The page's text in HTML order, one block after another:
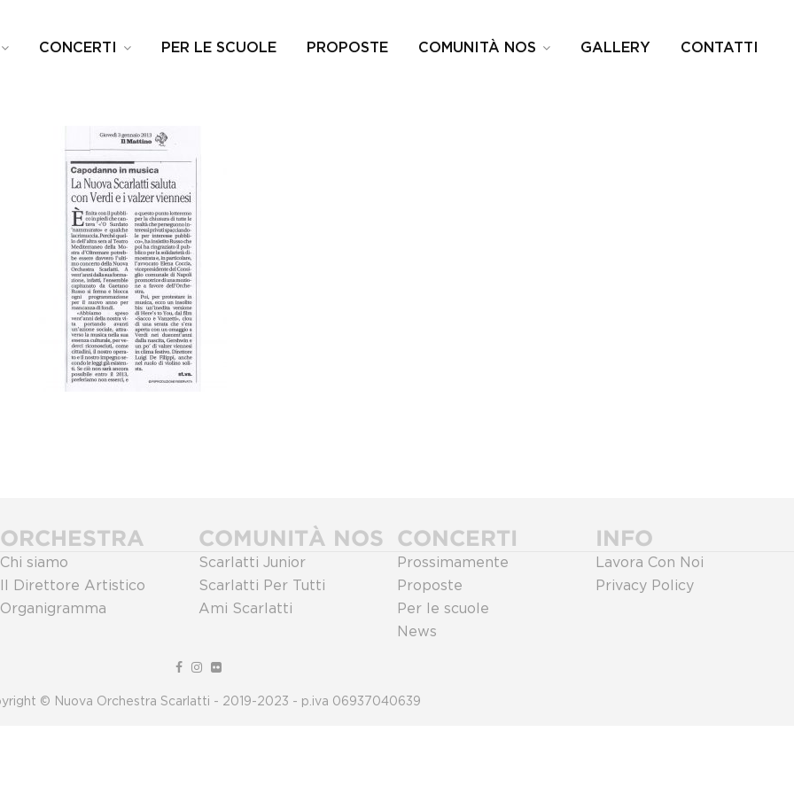
CONCERTI PER LE SCUOLE PROPOSTE COMUNITÀ NOS GALLERY CONTATTI
ORCHESTRA
Chi siamo
Il Direttore Artistico
Organigramma
COMUNITÀ NOS
Scarlatti Junior
Scarlatti Per Tutti
Ami Scarlatti
CONCERTI
Prossimamente
Proposte
Per le scuole
News
INFO
Lavora Con Noi
Privacy Policy
© Nuova Orchestra Scarlatti - 2019-2023 - p.iva 06937040639